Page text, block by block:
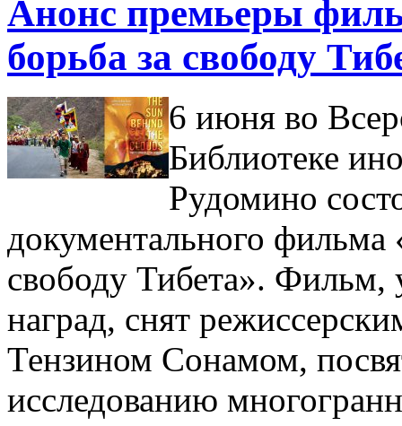
Анонс премьеры
борьба за свободу
6 июня во
Библиотеке
Рудомино
документального фильма
свободу Тибета».
наград, снят
Тензином Сонамом,
исследованию